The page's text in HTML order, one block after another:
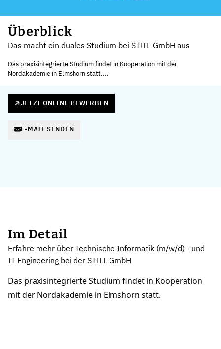
Überblick
Das macht ein duales Studium bei STILL GmbH aus
Das praxisintegrierte Studium findet in Kooperation mit der
Nordakademie in Elmshorn statt....
JETZT ONLINE BEWERBEN
E-MAIL SENDEN
Im Detail
Erfahre mehr über Technische Informatik (m/w/d) - und
IT Engineering bei der STILL GmbH
Das praxisintegrierte Studium findet in Kooperation
mit der Nordakademie in Elmshorn statt.